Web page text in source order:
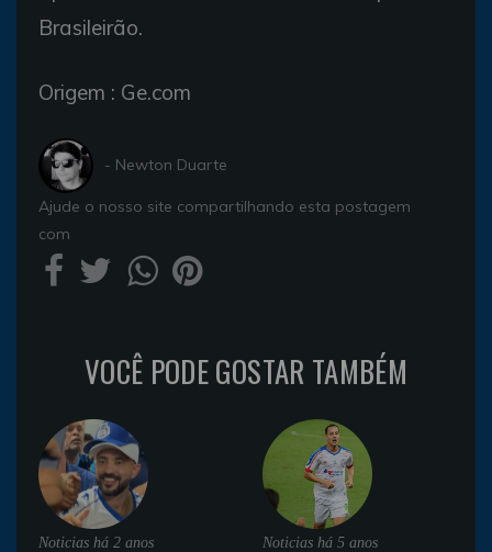
Brasileirão.
Origem : Ge.com
- Newton Duarte
Ajude o nosso site compartilhando esta postagem
com
VOCÊ PODE GOSTAR TAMBÉM
Noticias há 2 anos Noticias há 5 anos